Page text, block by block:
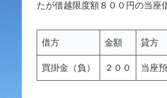
たが借越限度額８００円の当座
借方 金額 貸方
買掛金（負） ２００ 当座